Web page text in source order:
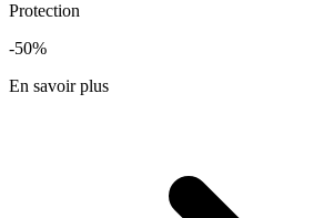
Protection
-50%
En savoir plus